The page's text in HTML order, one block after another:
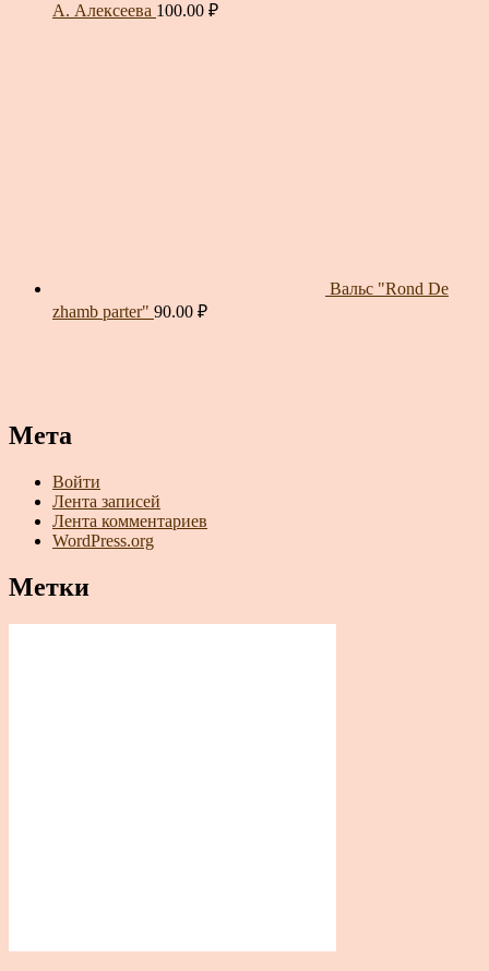
А. Алексеева 100.00 ₽
Вальс "Rond De
zhamb parter" 90.00 ₽
Мета
Войти
Лента записей
Лента комментариев
WordPress.org
Метки